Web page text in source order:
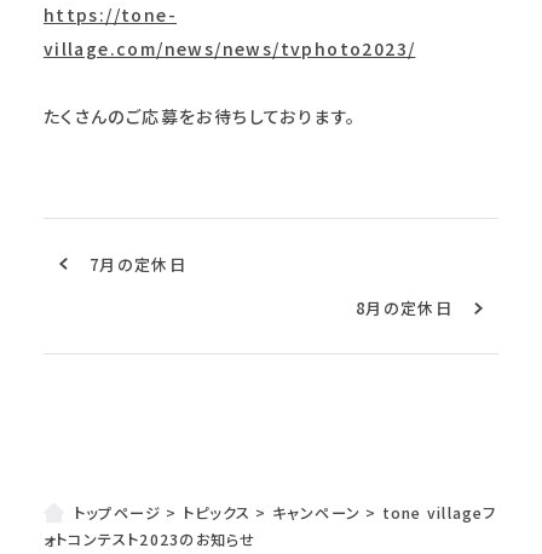
https://tone-
village.com/news/news/tvphoto2023/
たくさんのご応募をお待ちしております。
7月の定休日
8月の定休日
トップページ > トピックス > キャンペーン > tone villageフ
ォトコンテスト2023のお知らせ